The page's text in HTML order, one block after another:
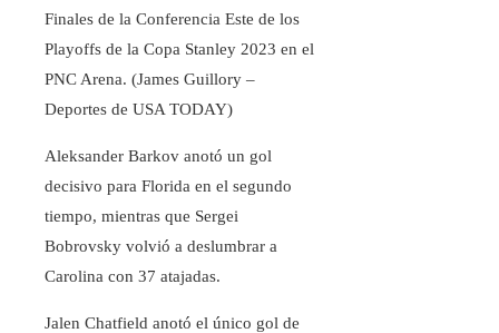
Finales de la Conferencia Este de los
Playoffs de la Copa Stanley 2023 en el
PNC Arena. (James Guillory –
Deportes de USA TODAY)
Aleksander Barkov anotó un gol
decisivo para Florida en el segundo
tiempo, mientras que Sergei
Bobrovsky volvió a deslumbrar a
Carolina con 37 atajadas.
Jalen Chatfield anotó el único gol de